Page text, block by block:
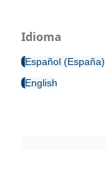
Idioma
Español (España)
English